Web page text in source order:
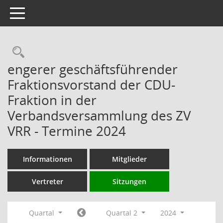
Toggle navigation
Rechercheauswahl
engerer geschäftsführender
Fraktionsvorstand der CDU-
Fraktion in der
Verbandsversammlung des ZV
VRR - Termine 2024
Informationen Mitglieder
Vertreter Sitzungen
Quartal Quartal 2
2024